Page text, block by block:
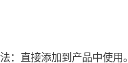
：直接添加到产品中使用。